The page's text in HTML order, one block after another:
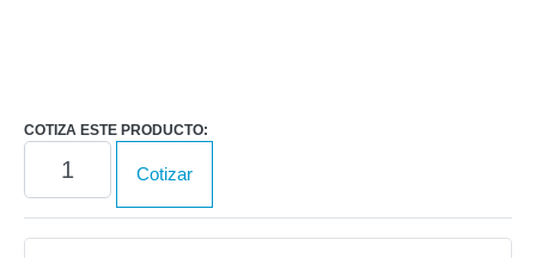
COTIZA ESTE PRODUCTO:
laboratorio
Cotizar